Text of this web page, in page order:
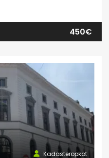
450€
Kadasteropkot